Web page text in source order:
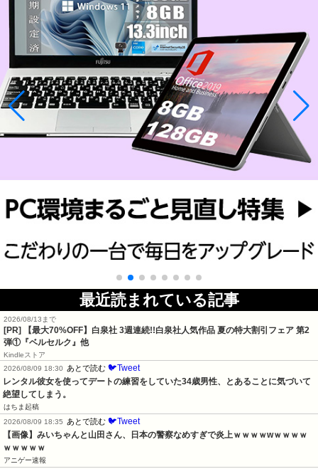
最近読まれている記事
2026/08/13まで
[PR]
【最大70%OFF】白泉社 3週連続!!白泉社人気作品 夏の特大割引フェア 第2
弾①『ベルセルク』他
Kindleストア
2026/08/09 18:30
あとで読む 🐦Tweet
レンタル彼女を使ってデートの練習をしていた34歳男性、とあることに気づいて
絶望してしまう。
はちま起稿
2026/08/09 18:35
あとで読む 🐦Tweet
【画像】みいちゃんと山田さん、日本の警察なめすぎで炎上ｗｗｗｗwｗｗｗｗ
ｗｗｗｗｗ
アニゲー速報